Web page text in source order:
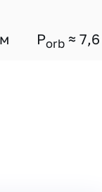
Porb ≈ 7,6